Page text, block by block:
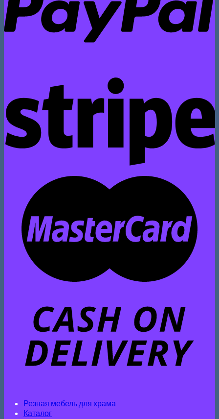
Резная мебель для храма
Каталог